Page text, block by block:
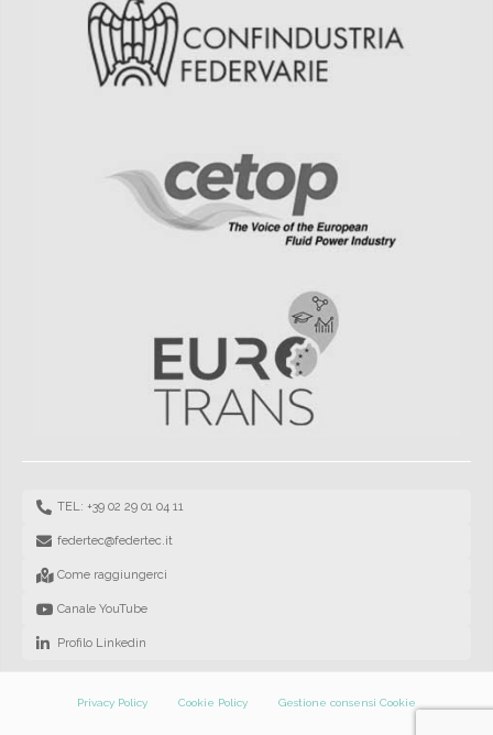
TEL: +39 02 29 01 04 11
federtec@federtec.it
Come raggiungerci
Canale YouTube
Profilo Linkedin
Privacy Policy Cookie Policy Gestione consensi Cookie